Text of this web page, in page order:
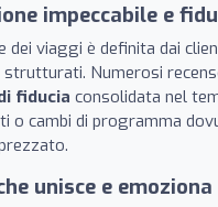
impeccabile e
dei viaggi è definita dai
Numerosi
fiducia consolidata nel
o cambi di programma
unisce e emoziona